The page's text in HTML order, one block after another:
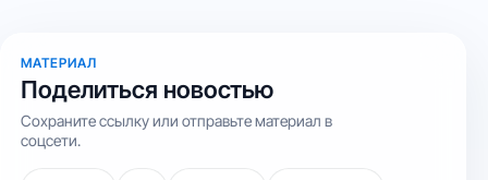
МАТЕРИАЛ
Поделиться новостью
Сохраните ссылку или отправьте материал в
соцсети.